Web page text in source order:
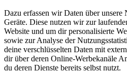
Dazu erfassen wir Daten über unsere
Geräte. Diese nutzen wir zur
Website und um dir personalisierte
sowie zur Analyse der
deine verschlüsselten Daten mit
dir über deren Online-Werbekanäle
du deren Dienste bereits selbst nutzt.